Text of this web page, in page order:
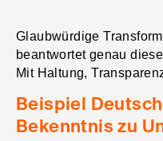
Glaubwürdige
beantwortet genau
Mit Haltung,
Beispiel
Bekenntnis zu